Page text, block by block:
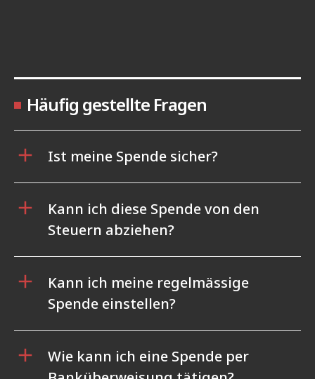
Häufig gestellte Fragen
Ist meine Spende sicher?
Kann ich diese Spende von den
Steuern abziehen?
Kann ich meine regelmässige
Spende einstellen?
Wie kann ich eine Spende per